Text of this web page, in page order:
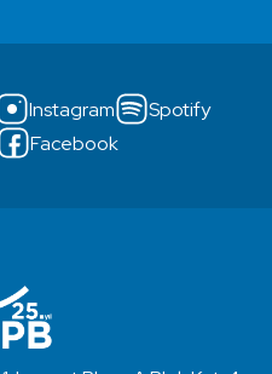
Instagram
Spotify
Facebook